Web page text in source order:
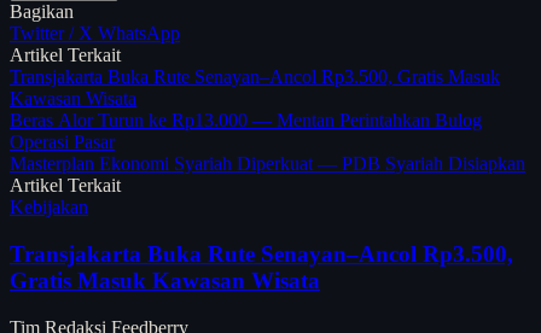
Bagikan
Twitter / X WhatsApp
Artikel Terkait
Transjakarta Buka Rute Senayan–Ancol Rp3.500, Gratis Masuk
Kawasan Wisata
Beras Alor Turun ke Rp13.000 — Mentan Perintahkan Bulog
Operasi Pasar
Masterplan Ekonomi Syariah Diperkuat — PDB Syariah Disiapkan
Artikel Terkait
Kebijakan
Transjakarta Buka Rute Senayan–Ancol Rp3.500,
Gratis Masuk Kawasan Wisata
Tim Redaksi Feedberry